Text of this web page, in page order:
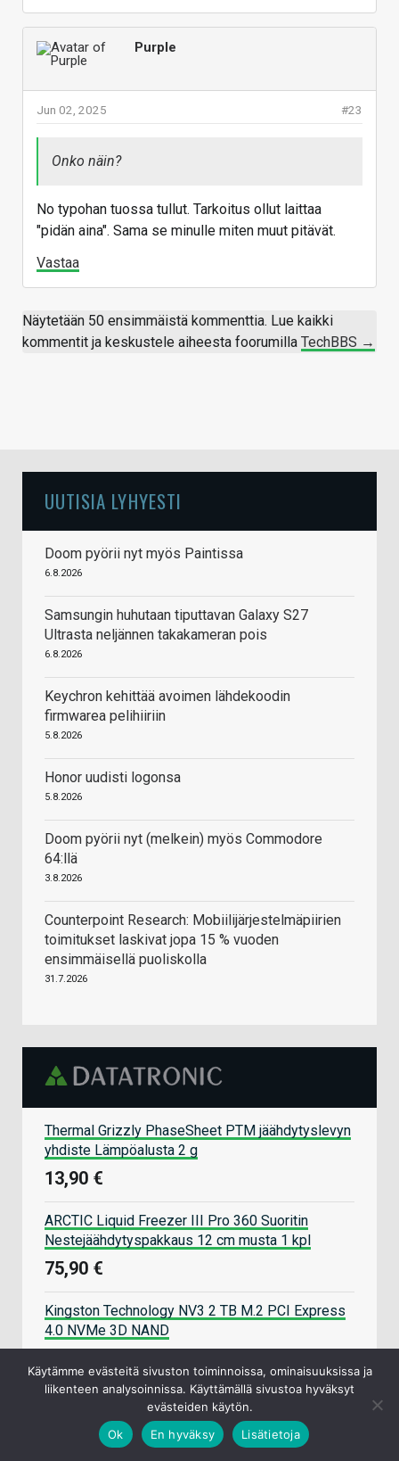
Purple
#23
Jun 02, 2025
Onko näin?
No typohan tuossa tullut. Tarkoitus ollut laittaa
"pidän aina". Sama se minulle miten muut pitävät.
Vastaa
Näytetään 50 ensimmäistä kommenttia. Lue kaikki
kommentit ja keskustele aiheesta foorumilla TechBBS →
UUTISIA LYHYESTI
Doom pyörii nyt myös Paintissa
6.8.2026
Samsungin huhutaan tiputtavan Galaxy S27
Ultrasta neljännen takakameran pois
6.8.2026
Keychron kehittää avoimen lähdekoodin
firmwarea pelihiiriin
5.8.2026
Honor uudisti logonsa
5.8.2026
Doom pyörii nyt (melkein) myös Commodore
64:llä
3.8.2026
Counterpoint Research: Mobiilijärjestelmäpiirien
toimitukset laskivat jopa 15 % vuoden
ensimmäisellä puoliskolla
31.7.2026
Thermal Grizzly PhaseSheet PTM jäähdytyslevyn
yhdiste Lämpöalusta 2 g
13,90 €
ARCTIC Liquid Freezer III Pro 360 Suoritin
Nestejäähdytyspakkaus 12 cm musta 1 kpl
75,90 €
Kingston Technology NV3 2 TB M.2 PCI Express
4.0 NVMe 3D NAND
Thermalright Phantom Spirit 120 SE ARGB
Suoritin Ilmanjäähdytin 12 cm Musta 1 kpl
46,90 €
Käytämme evästeitä sivuston toiminnoissa, ominaisuuksissa ja
liikenteen analysoinnissa. Käyttämällä sivustoa hyväksyt
evästeiden käytön.
Ok
En hyväksy Lisätietoja